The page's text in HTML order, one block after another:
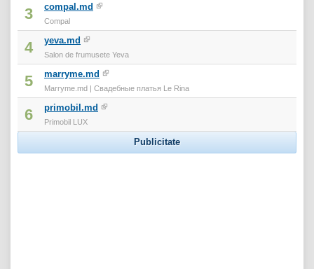
3 compal.md
Compal
4 yeva.md
Salon de frumusete Yeva
5 marryme.md
Marryme.md | Свадебные платья Le Rina
6 primobil.md
Primobil LUX
Publicitate